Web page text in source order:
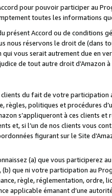
pour pouvoir participer au
toutes les informations
présent Accord ou de conditions
nous réservons le droit de (dans
vous serait autrement due en
de tout autre droit
du fait de votre
règles, politiques et procédures
s’appliqueront à ces clients
et, si l’un de nos clients vous
figurant sur le Site
(a) que vous participerez
que ni votre participation au
règle, réglementation, ordre,
applicable émanant d’une